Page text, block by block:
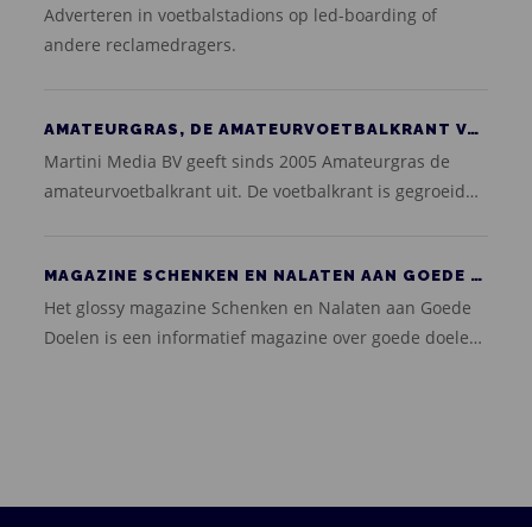
Adverteren in voetbalstadions op led-boarding of
andere reclamedragers.
AMATEURGRAS, DE AMATEURVOETBALKRANT VAN DE PROVINCIE GRONINGEN, DRENTHE EN FRIESLAND
Martini Media BV geeft sinds 2005 Amateurgras de
amateurvoetbalkrant uit. De voetbalkrant is gegroeid
MAGAZINE SCHENKEN EN NALATEN AAN GOEDE DOELEN
Het glossy magazine Schenken en Nalaten aan Goede
Doelen is een informatief magazine over goede doelen